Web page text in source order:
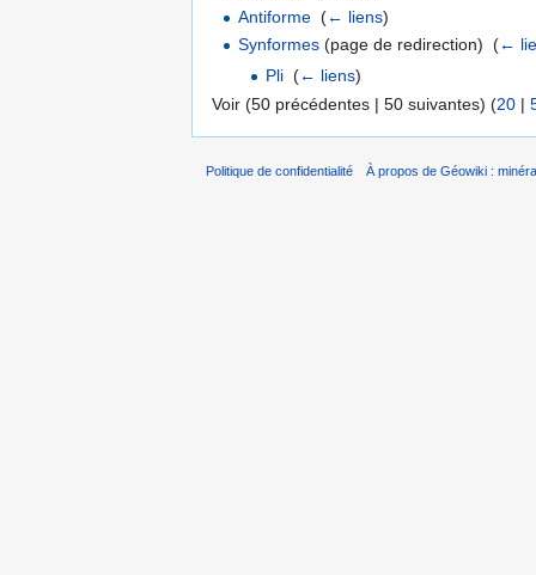
Antiforme ‎(← liens)
Synformes (page de redirection) ‎(←
Pli‎ (← liens)
Voir (50 précédentes | 50 suivantes) (20 |
Politique de confidentialité À propos de Géowiki :